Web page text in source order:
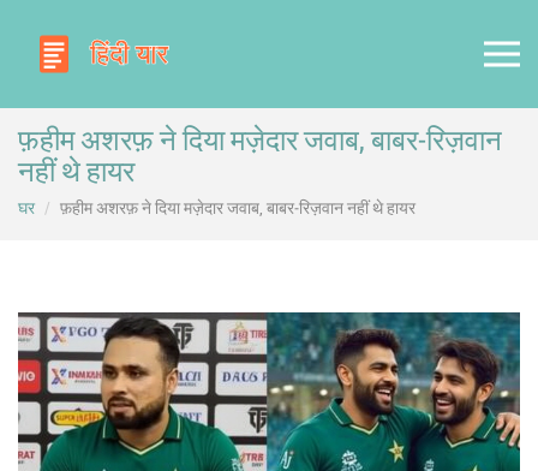
फ़हीम अशरफ़ ने दिया मज़ेदार जवाब, बाबर‑रिज़वान
नहीं थे हायर
घर फ़हीम अशरफ़ ने दिया मज़ेदार जवाब, बाबर‑रिज़वान नहीं थे हायर